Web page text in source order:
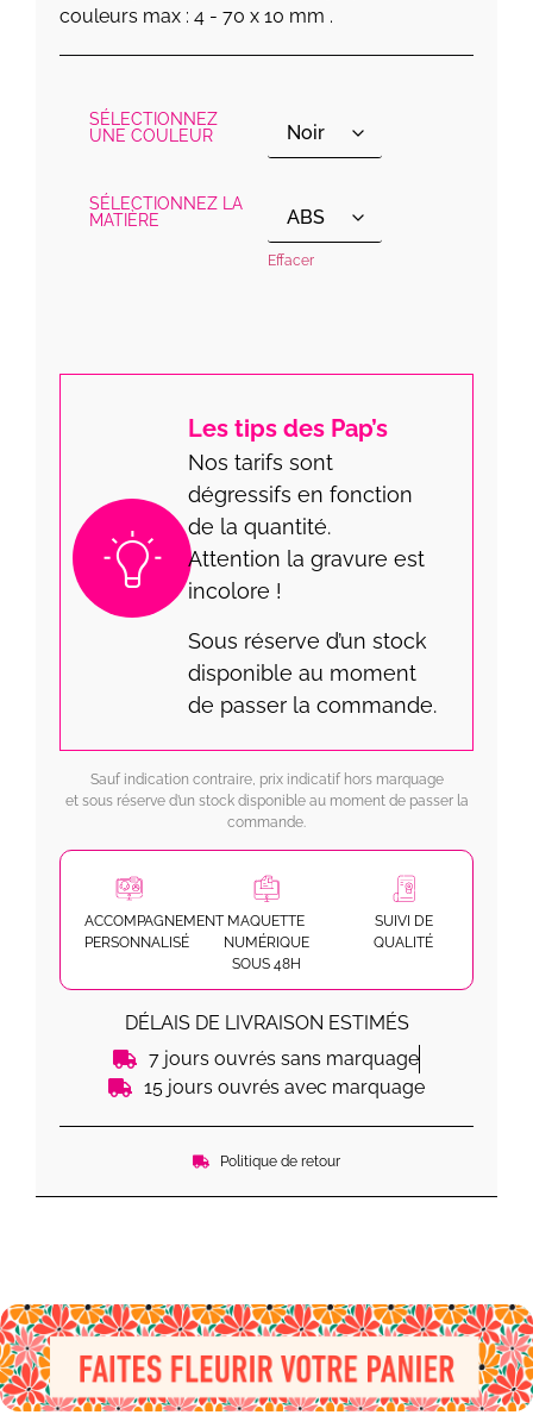
couleurs max : 4 - 70 x 10 mm .
SÉLECTIONNEZ
UNE COULEUR
SÉLECTIONNEZ LA
MATIÈRE
Effacer
Les tips des Pap’s
Nos tarifs sont
dégressifs en fonction
de la quantité.
Attention la gravure est
incolore !
Sous réserve d’un stock
disponible au moment
de passer la commande.
Sauf indication contraire, prix indicatif hors marquage
et sous réserve d’un stock disponible au moment de passer la
commande.
ACCOMPAGNEMENT
PERSONNALISÉ
MAQUETTE
NUMÉRIQUE
SOUS 48H
SUIVI DE
QUALITÉ
DÉLAIS DE LIVRAISON ESTIMÉS
7 jours ouvrés sans marquage
15 jours ouvrés avec marquage
Politique de retour